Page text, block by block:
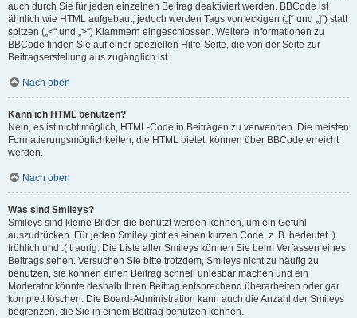
auch durch Sie für jeden einzelnen Beitrag deaktiviert werden. BBCode ist
ähnlich wie HTML aufgebaut, jedoch werden Tags von eckigen („[“ und „]“) statt
spitzen („<“ und „>“) Klammern eingeschlossen. Weitere Informationen zu
BBCode finden Sie auf einer speziellen Hilfe-Seite, die von der Seite zur
Beitragserstellung aus zugänglich ist.
Nach oben
Kann ich HTML benutzen?
Nein, es ist nicht möglich, HTML-Code in Beiträgen zu verwenden. Die meisten
Formatierungsmöglichkeiten, die HTML bietet, können über BBCode erreicht
werden.
Nach oben
Was sind Smileys?
Smileys sind kleine Bilder, die benutzt werden können, um ein Gefühl
auszudrücken. Für jeden Smiley gibt es einen kurzen Code, z. B. bedeutet :)
fröhlich und :( traurig. Die Liste aller Smileys können Sie beim Verfassen eines
Beitrags sehen. Versuchen Sie bitte trotzdem, Smileys nicht zu häufig zu
benutzen, sie können einen Beitrag schnell unlesbar machen und ein
Moderator könnte deshalb Ihren Beitrag entsprechend überarbeiten oder gar
komplett löschen. Die Board-Administration kann auch die Anzahl der Smileys
begrenzen, die Sie in einem Beitrag benutzen können.